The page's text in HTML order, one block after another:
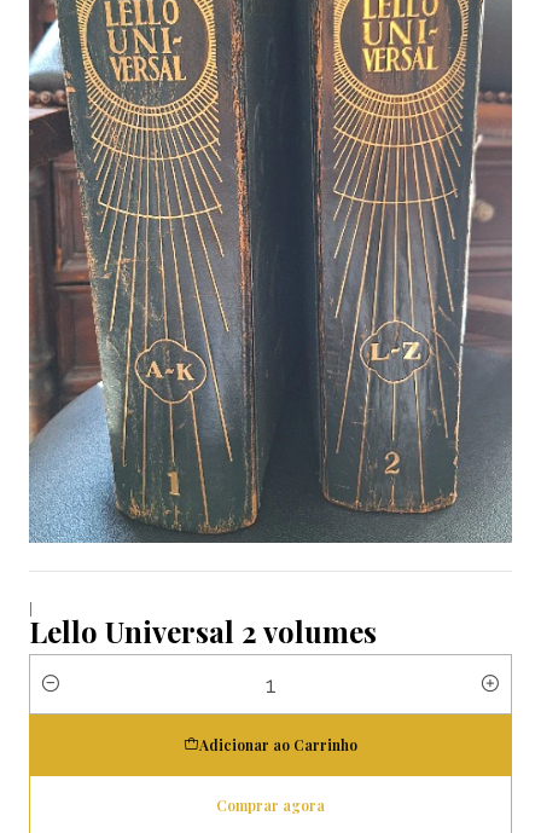
|
Lello Universal 2 volumes
Quantidade
Adicionar ao Carrinho
Comprar agora